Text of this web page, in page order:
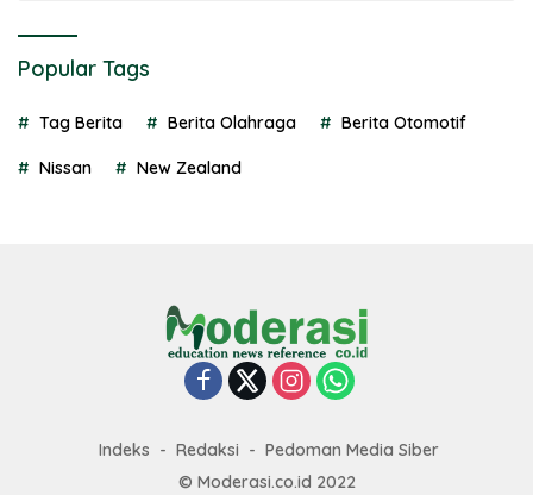
Popular Tags
Tag Berita Berita Olahraga Berita Otomotif
Nissan New Zealand
Indeks Redaksi
Pedoman Media Siber
© Moderasi.co.id 2022